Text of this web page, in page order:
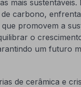
mais
carbono,
promovem a
o
um futuro
de cerâmica e